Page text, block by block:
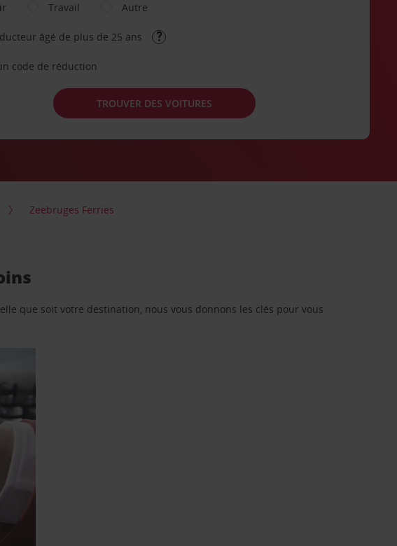
Travail Autre
âgé de plus de 25 ans
un code de réduction
TROUVER DES VOITURES
Zeebruges Ferries
que soit votre destination, nous vous donnons les clés pour vous